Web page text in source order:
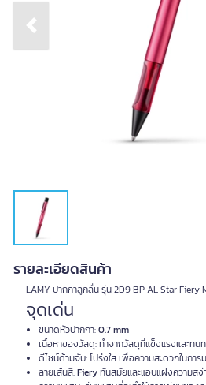
Previous slide
รายละเอียดสินค้า
LAMY ปากกาลูกลื่น รุ่น 2D9 BP AL Star Fiery
จุดเด่น
ขนาดหัวปากกา:0.7 mm
เนื้อหาของวัสดุ: ทำจากวัสดุที่แข็งแรงและทน
ดีไซน์ด้ามจับ: โปร่งใส เพื่อความสะดวกในกา
ลายเส้นสี:Fieryทันสมัยและแอบแฝงความสง่